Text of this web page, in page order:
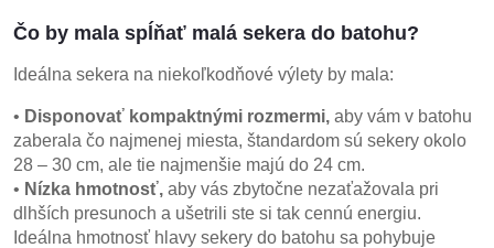
Čo by mala spĺňať malá sekera do batohu?
Ideálna sekera na niekoľkodňové výlety by mala:
• Disponovať kompaktnými rozmermi, aby vám v batohu
zaberala čo najmenej miesta, štandardom sú sekery okolo
28 – 30 cm, ale tie najmenšie majú do 24 cm.
• Nízka hmotnosť, aby vás zbytočne nezaťažovala pri
dlhších presunoch a ušetrili ste si tak cennú energiu.
Ideálna hmotnosť hlavy sekery do batohu sa pohybuje